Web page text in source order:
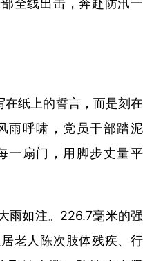
全线出击，奔赴防汛一
在纸上的誓言，而是刻在
雨呼啸，党员干部踏泥
一扇门，用脚步丈量平
雨如注。226.7毫米的强
老人陈次肢体残疾、行